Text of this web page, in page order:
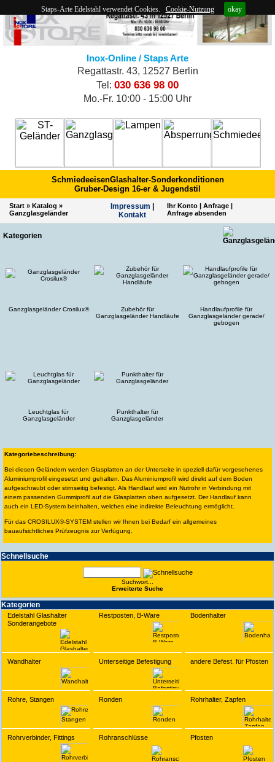
Staps-Arte Edelstahl verwendet Cookies. Cookie-Nutzung okay
Inox-Online / Staps Arte
Regattastr. 43, 12527 Berlin
Tel: 030 636 98 00
Mo.-Fr. 10:00 - 15:00 Uhr
SchmiedeeisenGlashalter-Sonderkonditionen
Gruber-Design 16-er & Jugendstil
Start » Katalog »
Ganzglasgeländer
Impres­sum
Kontakt
Ihr Konto |Anfrage |
Anfrage absenden
Schnell­suche
Suchwort...
Erwei­terte Suche
Kate­gorien
Edelstahl Glashalter
Sonderangebote
Restposten, B-Ware Bodenhalter
Wandhalter Unterseitige Befestigung andere Befest. für Pfosten
Rohre, Stangen Ronden Rohrhalter, Zapfen
Rohrverbinder, Fittings Rohranschlüsse Pfosten
Kategorien
Ganzglasgeländer Crosilux®
Zubehör für
Ganzglasgeländer Handläufe
Handlaufprofile für
Ganzglasgeländer gerade/
gebogen
Leuchtglas für
Ganzglasgeländer
Punkthalter für
Ganzglasgeländer
Kategoriebeschreibung:
Bei diesen Geländern werden Glasplatten an der Unterseite in speziell dafür vorgesehenes
Aluminiumprofil eingesetzt und gehalten. Das Aluminiumprofil wird direkt auf dem Boden
aufgeschraubt oder stirnseitig befestigt. Als Handlauf wird ein Nutrohr in Verbindung mit
einem passenden Gummiprofil auf die Glasplatten oben aufgesetzt. Der Handlauf kann
auch ein LED-System beinhalten, welches eine indirekte Beleuchtung ermöglicht.
Für das CROSILUX®-SYSTEM stellen wir Ihnen bei Bedarf ein allgemeines
bauaufsichtliches Prüfzeugnis zur Verfügung.